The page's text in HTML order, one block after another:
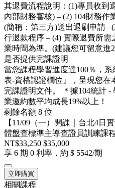
其退費流程說明：(1)專員收到
內部財務審核) – (2) 104財務
(簡稱：第三方)送出退刷申請
行退款程序 – (4) 實際退費所
業時間為準。(建議您可留意進
是否提供完課證明
當您課程學習進度達100％，
表-資格認證欄位』，呈現您在
完課證明文件。 ＊據104統計
業邀約數平均成長19%以上！
剩餘名額 8 位
【11/09（一）開課｜台北4日
體盤查標準主導查證員訓練課
NT$33,250 $35,000
享 6 期 0 利率，約 $ 5542/期
立即購買
相關課程